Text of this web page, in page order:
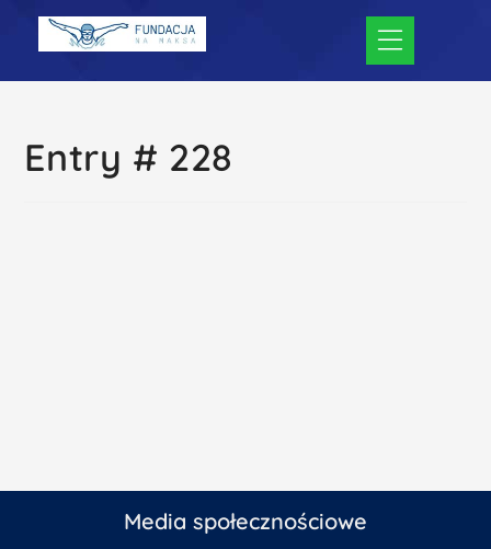
Entry # 228
Media społecznościowe